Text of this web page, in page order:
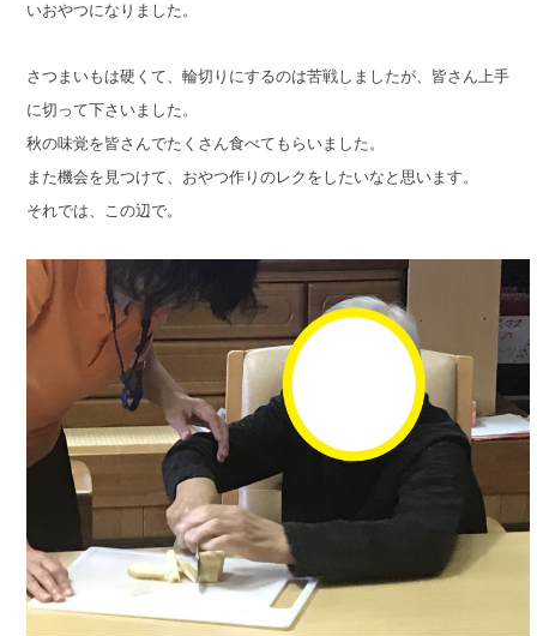
いおやつになりました。
さつまいもは硬くて、輪切りにするのは苦戦しましたが、皆さん上手
に切って下さいました。
秋の味覚を皆さんでたくさん食べてもらいました。
また機会を見つけて、おやつ作りのレクをしたいなと思います。
それでは、この辺で。